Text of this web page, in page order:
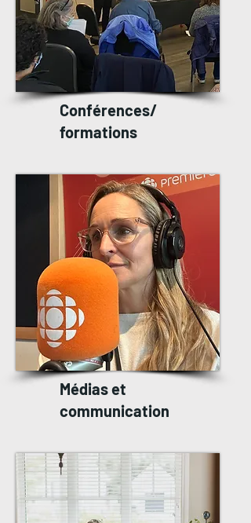
Conférences/
formations
Médias et
communication